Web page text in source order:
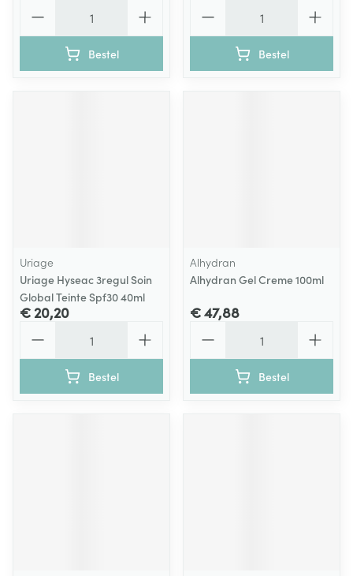
Bestel Bestel
Uriage
Uriage Hyseac 3regul Soin
Global Teinte Spf30 40ml
€ 20,20
Bestel
Alhydran
Alhydran Gel Creme 100ml
€ 47,88
Bestel